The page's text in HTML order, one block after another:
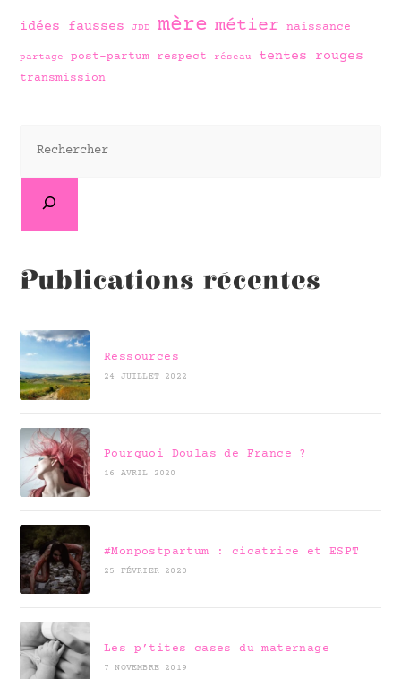
idées fausses JDD mère métier naissance
partage post-partum respect réseau tentes rouges
transmission
Publications récentes
Ressources
24 JUILLET 2022
Pourquoi Doulas de France ?
16 AVRIL 2020
#Monpostpartum : cicatrice et ESPT
25 FÉVRIER 2020
Les p’tites cases du maternage
7 NOVEMBRE 2019